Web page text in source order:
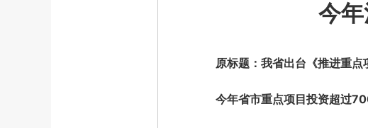
今
原标题：我省出台《推进重点
今年省市重点项目投资超过